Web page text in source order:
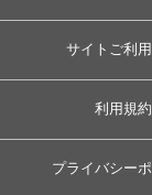
サイトご利
利用規約
プライバシー